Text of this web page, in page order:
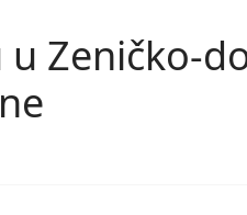
Zeničko-